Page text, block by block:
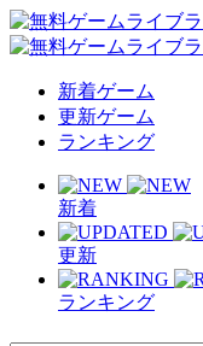
新着ゲーム
更新ゲーム
ランキング
新着
更新
ランキング